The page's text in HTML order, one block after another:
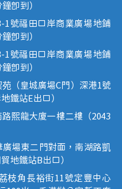
即到）
1號福田口岸商業廣場地鋪
即到）
1號福田口岸商業廣場地鋪
即到）
（皇城廣場C門）深港1號
鐵站E出口）
熙龍大廈一樓二樓（2043
場東二門對面，南湖路凱
地鐵站B出口）
枝角長裕街11號定豐中心